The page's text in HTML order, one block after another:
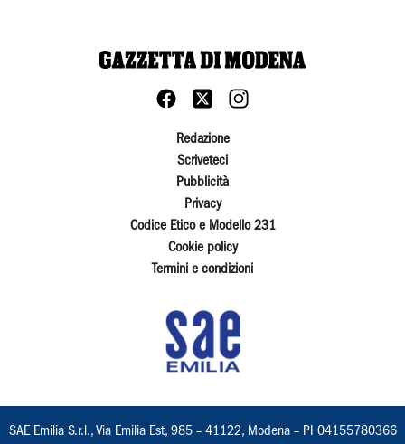
Redazione
Scriveteci
Pubblicità
Privacy
Codice Etico e Modello 231
Cookie policy
Termini e condizioni
SAE Emilia S.r.l., Via Emilia Est, 985 – 41122, Modena – PI 04155780366